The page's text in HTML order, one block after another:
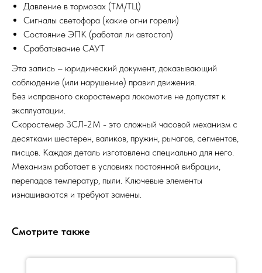
Давление в тормозах (ТМ/ТЦ)
Сигналы светофора (какие огни горели)
Состояние ЭПК (работал ли автостоп)
Срабатывание САУТ
Эта запись – юридический документ, доказывающий
соблюдение (или нарушение) правил движения.
Без исправного скоростемера локомотив не допустят к
эксплуатации.
Скоростемер 3СЛ-2М - это сложный часовой механизм с
десятками шестерен, валиков, пружин, рычагов, сегментов,
писцов. Каждая деталь изготовлена специально для него.
Механизм работает в условиях постоянной вибрации,
перепадов температур, пыли. Ключевые элементы
изнашиваются и требуют замены.
Смотрите также